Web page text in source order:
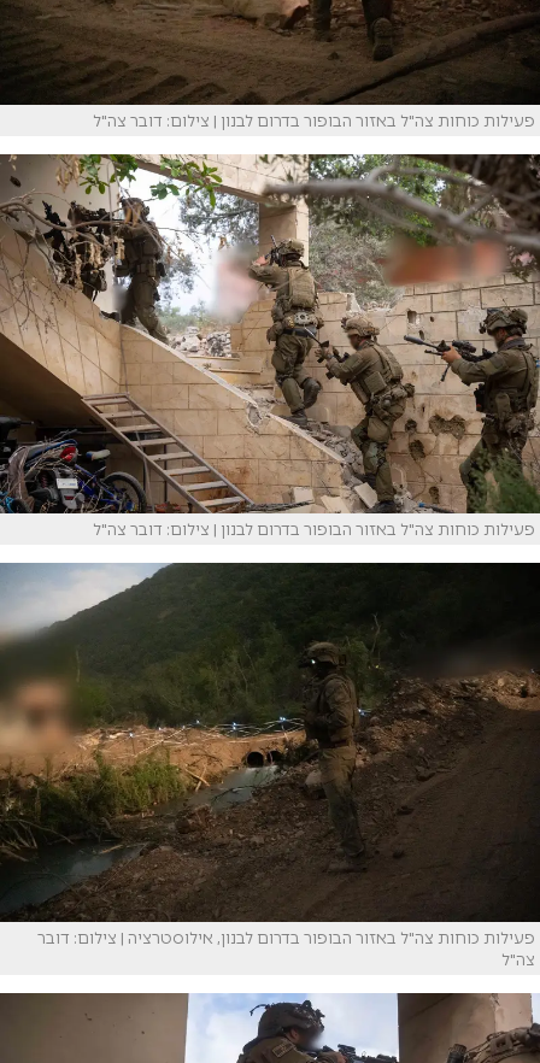
פעילות כוחות צה"ל באזור הבופור בדרום לבנון | צילום: דובר צה"ל
פעילות כוחות צה"ל באזור הבופור בדרום לבנון | צילום: דובר צה"ל
פעילות כוחות צה"ל באזור הבופור בדרום לבנון, אילוסטרציה | צילום: דובר
צה"ל